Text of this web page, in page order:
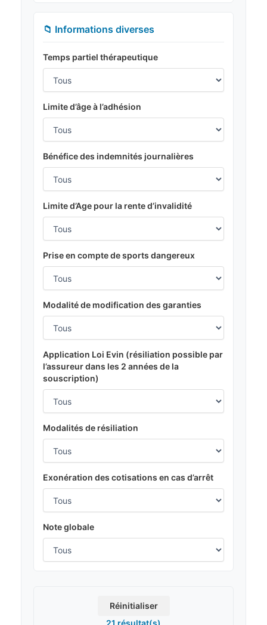
📁 Informations diverses
Temps partiel thérapeutique
Limite d’âge à l’adhésion
Bénéfice des indemnités journalières
Limite d’Age pour la rente d’invalidité
Prise en compte de sports dangereux
Modalité de modification des garanties
Application Loi Evin (résiliation possible par
l’assureur dans les 2 années de la
souscription)
Modalités de résiliation
Exonération des cotisations en cas d’arrêt
Note globale
Réinitialiser
21 résultat(s)